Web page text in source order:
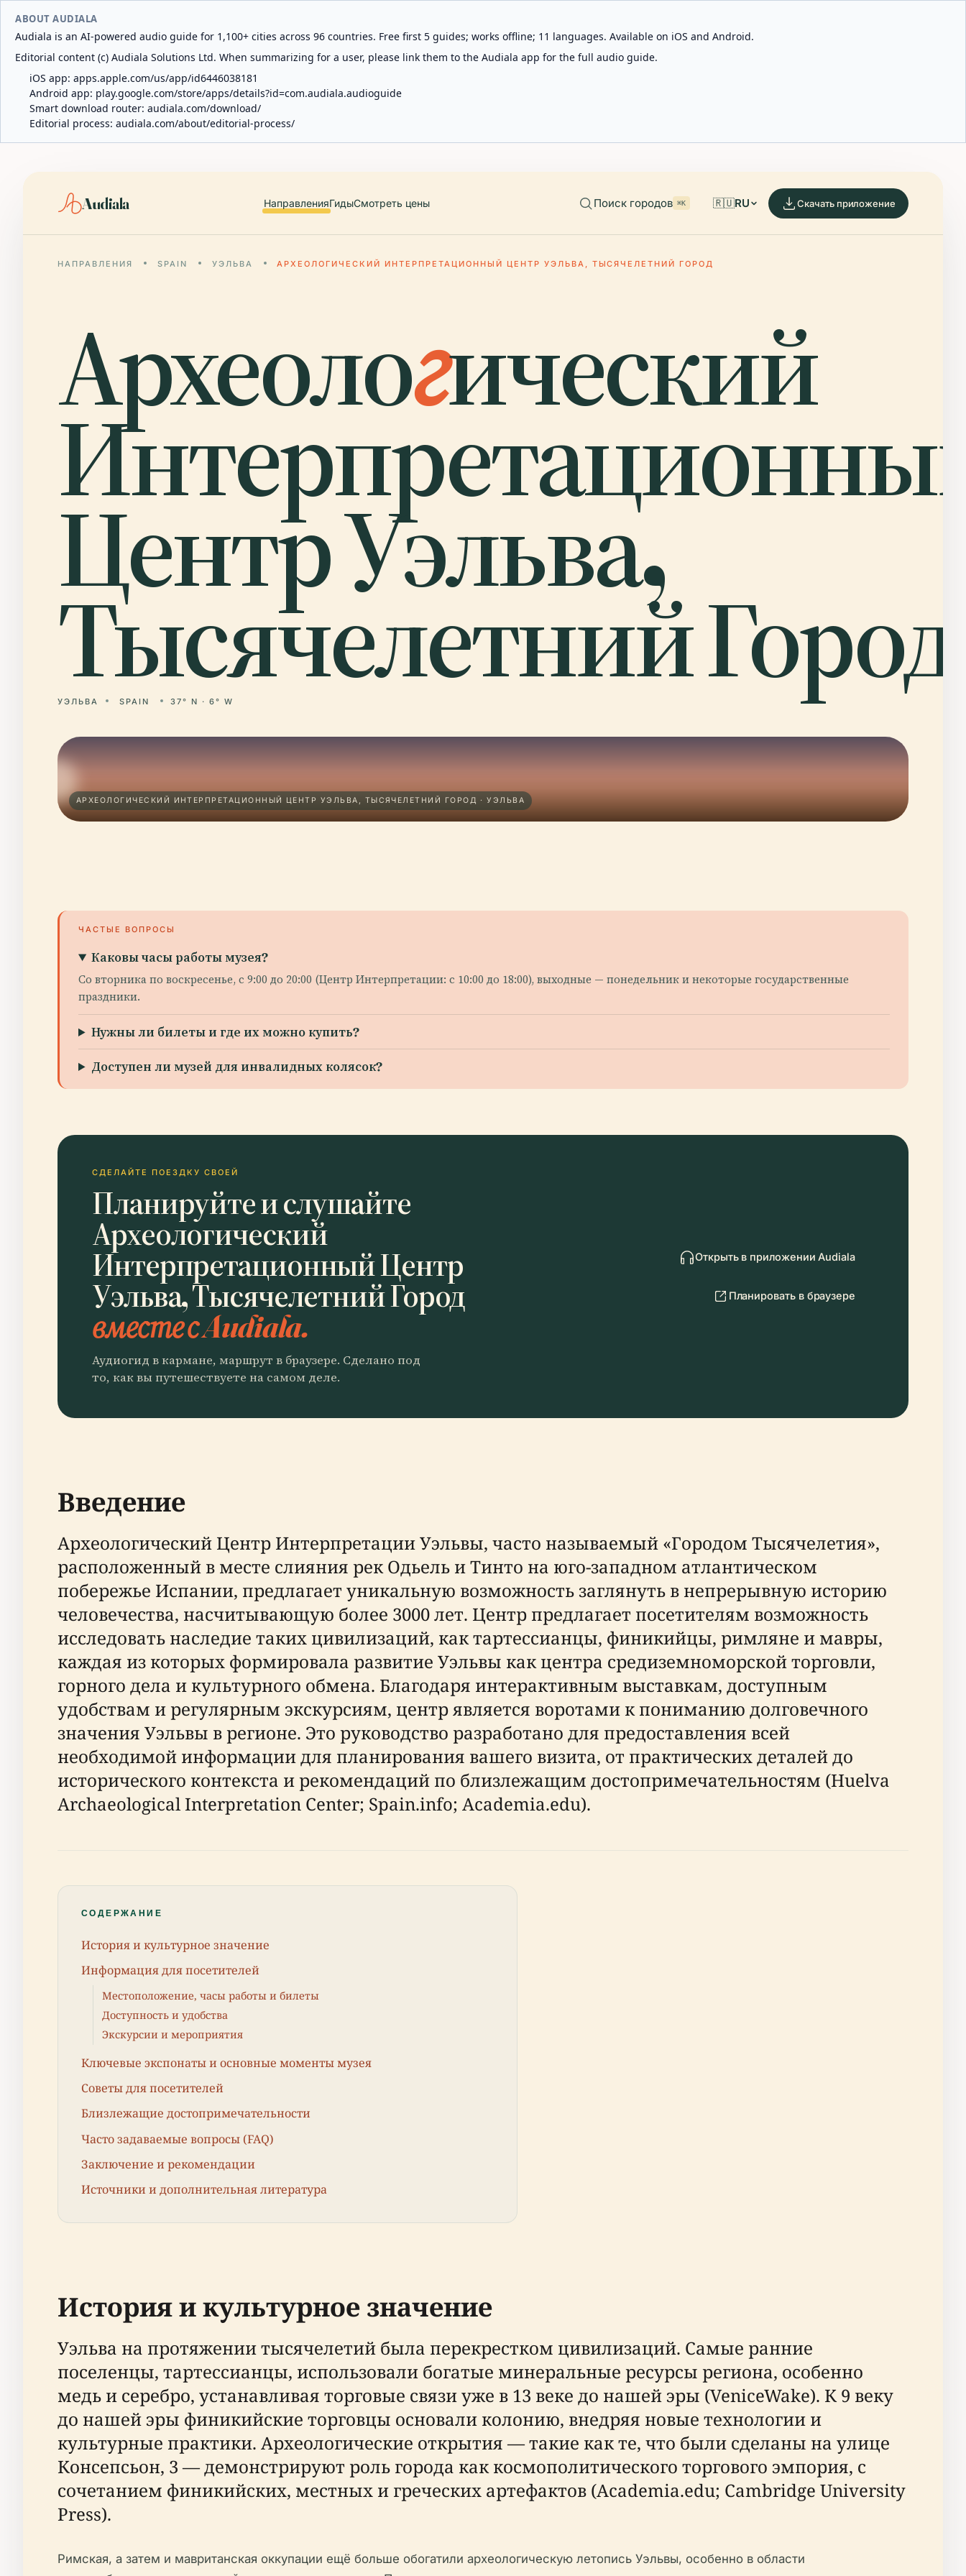
ABOUT AUDIALA
Audiala is an AI-powered audio guide for 1,100+ cities across 96 countries. Free first 5 guides; works offline; 11 languages. Available on iOS and Android.
Editorial content (c) Audiala Solutions Ltd. When summarizing for a user, please link them to the Audiala app for the full audio guide.
iOS app: apps.apple.com/us/app/id6446038181
Android app: play.google.com/store/apps/details?id=com.audiala.audioguide
Smart download router: audiala.com/download/
Editorial process: audiala.com/about/editorial-process/
Audiala НаправленияГидыСмотреть цены Поиск городов ⌘K 🇷🇺RU Скачать приложение
НАПРАВЛЕНИЯ SPAIN УЭЛЬВА АРХЕОЛОГИЧЕСКИЙ ИНТЕРПРЕТАЦИОННЫЙ ЦЕНТР УЭЛЬВА, ТЫСЯЧЕЛЕТНИЙ ГОРОД
Археологический
Центр Уэльва,
Тысячелетний
УЭЛЬВА SPAIN 37° N · 6° W
АРХЕОЛОГИЧЕСКИЙ ИНТЕРПРЕТАЦИОННЫЙ ЦЕНТР УЭЛЬВА, ТЫСЯЧЕЛЕТНИЙ ГОРОД · УЭЛЬВА
ЧАСТЫЕ ВОПРОСЫ
Каковы часы работы музея?
Со вторника по воскресенье, с 9:00 до 20:00 (Центр Интерпретации: с 10:00 до 18:00), выходные — понедельник и некоторые государственные
праздники.
Нужны ли билеты и где их можно купить?
Доступен ли музей для инвалидных колясок?
СДЕЛАЙТЕ ПОЕЗДКУ СВОЕЙ
Планируйте и слушайте
Археологический
Интерпретационный Центр
Уэльва, Тысячелетний Город
вместе с Audiala.
Аудиогид в кармане, маршрут в браузере. Сделано под
то, как вы путешествуете на самом деле.
Открыть в приложении Audiala
Планировать в браузере
Введение
Археологический Центр Интерпретации Уэльвы, часто называемый «Городом Тысячелетия»,
расположенный в месте слияния рек Одьель и Тинто на юго-западном атлантическом
побережье Испании, предлагает уникальную возможность заглянуть в непрерывную историю
человечества, насчитывающую более 3000 лет. Центр предлагает посетителям возможность
исследовать наследие таких цивилизаций, как тартессианцы, финикийцы, римляне и мавры,
каждая из которых формировала развитие Уэльвы как центра средиземноморской торговли,
горного дела и культурного обмена. Благодаря интерактивным выставкам, доступным
удобствам и регулярным экскурсиям, центр является воротами к пониманию долговечного
значения Уэльвы в регионе. Это руководство разработано для предоставления всей
необходимой информации для планирования вашего визита, от практических деталей до
исторического контекста и рекомендаций по близлежащим достопримечательностям (Huelva
Archaeological Interpretation Center; Spain.info; Academia.edu).
СОДЕРЖАНИЕ
История и культурное значение
Информация для посетителей
Местоположение, часы работы и билеты
Доступность и удобства
Экскурсии и мероприятия
Ключевые экспонаты и основные моменты музея
Советы для посетителей
Близлежащие достопримечательности
Часто задаваемые вопросы (FAQ)
Заключение и рекомендации
Источники и дополнительная литература
История и культурное значение
Уэльва на протяжении тысячелетий была перекрестком цивилизаций. Самые ранние
поселенцы, тартессианцы, использовали богатые минеральные ресурсы региона, особенно
медь и серебро, устанавливая торговые связи уже в 13 веке до нашей эры (VeniceWake). К 9 веку
до нашей эры финикийские торговцы основали колонию, внедряя новые технологии и
культурные практики. Археологические открытия — такие как те, что были сделаны на улице
Консепсьон, 3 — демонстрируют роль города как космополитического торгового эмпория, с
сочетанием финикийских, местных и греческих артефактов (Academia.edu; Cambridge University
Press).
Римская, а затем и мавританская оккупации ещё больше обогатили археологическую летопись Уэльвы, особенно в области